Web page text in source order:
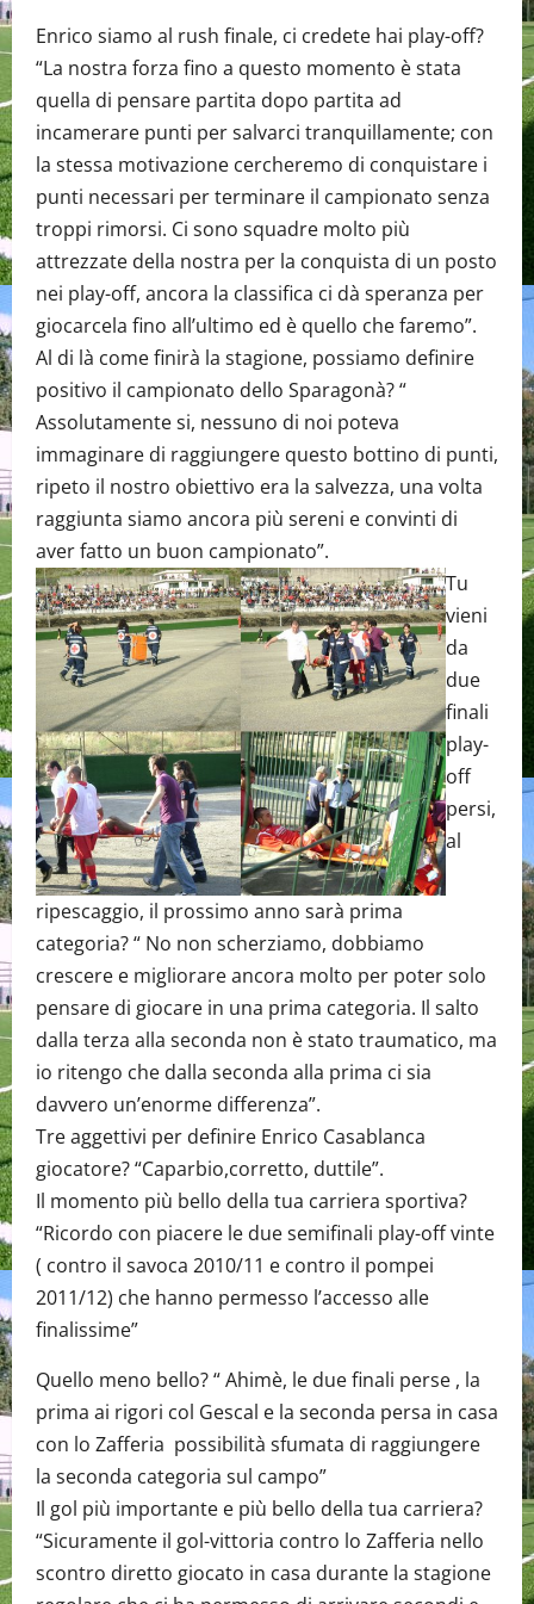
Enrico siamo al rush finale, ci credete hai play-off?
“La nostra forza fino a questo momento è stata
quella di pensare partita dopo partita ad
incamerare punti per salvarci tranquillamente; con
la stessa motivazione cercheremo di conquistare i
punti necessari per terminare il campionato senza
troppi rimorsi. Ci sono squadre molto più
attrezzate della nostra per la conquista di un posto
nei play-off, ancora la classifica ci dà speranza per
giocarcela fino all’ultimo ed è quello che faremo”.
Al di là come finirà la stagione, possiamo definire
positivo il campionato dello Sparagonà? “
Assolutamente si, nessuno di noi poteva
immaginare di raggiungere questo bottino di punti,
ripeto il nostro obiettivo era la salvezza, una volta
raggiunta siamo ancora più sereni e convinti di
aver fatto un buon campionato”.
Tu
vieni
da
due
finali
play-
off
persi,
al
ripescaggio, il prossimo anno sarà prima
categoria? “ No non scherziamo, dobbiamo
crescere e migliorare ancora molto per poter solo
pensare di giocare in una prima categoria. Il salto
dalla terza alla seconda non è stato traumatico, ma
io ritengo che dalla seconda alla prima ci sia
davvero un’enorme differenza”.
Tre aggettivi per definire Enrico Casablanca
giocatore? “Caparbio,corretto, duttile”.
Il momento più bello della tua carriera sportiva?
“Ricordo con piacere le due semifinali play-off vinte
( contro il savoca 2010/11 e contro il pompei
2011/12) che hanno permesso l’accesso alle
finalissime”
Quello meno bello? “ Ahimè, le due finali perse , la
prima ai rigori col Gescal e la seconda persa in casa
con lo Zafferia possibilità sfumata di raggiungere
la seconda categoria sul campo”
Il gol più importante e più bello della tua carriera?
“Sicuramente il gol-vittoria contro lo Zafferia nello
scontro diretto giocato in casa durante la stagione